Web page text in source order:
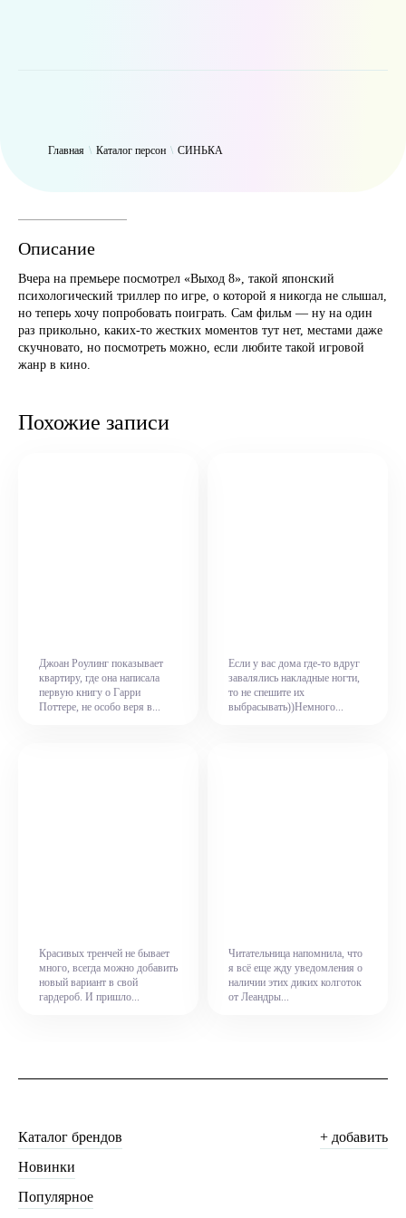
Главная \ Каталог персон \ СИНЬКА
Описание
Вчера на премьере посмотрел «Выход 8», такой японский
психологический триллер по игре, о которой я никогда не слышал,
но теперь хочу попробовать поиграть. Сам фильм — ну на один
раз прикольно, каких-то жестких моментов тут нет, местами даже
скучновато, но посмотреть можно, если любите такой игровой
жанр в кино.
Похожие записи
Джоан Роулинг показывает
квартиру, где она написала
первую книгу о Гарри
Поттере, не особо веря в...
Если у вас дома где-то вдруг
завалялись накладные ногти,
то не спешите их
выбрасывать))Немного...
Красивых тренчей не бывает
много, всегда можно добавить
новый вариант в свой
гардероб. И пришло...
Читательница напомнила, что
я всё еще жду уведомления о
наличии этих диких колготок
от Леандры...
Каталог брендов
Новинки
Популярное
+ добавить